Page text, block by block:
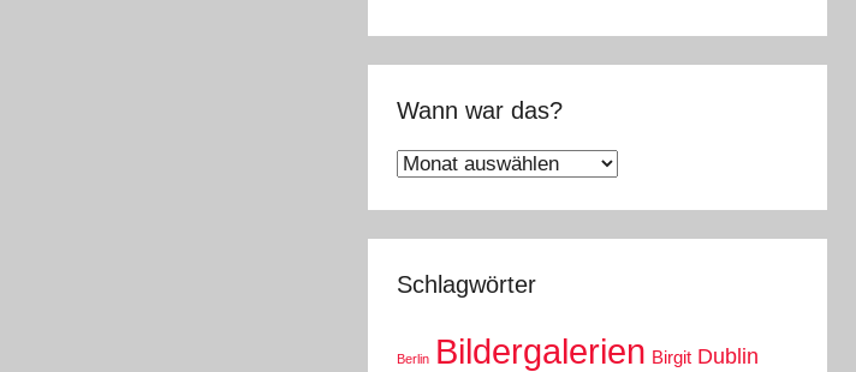
Wann war das?
Wann
Schlagwörter
Berlin Bildergalerien Birgit Dublin